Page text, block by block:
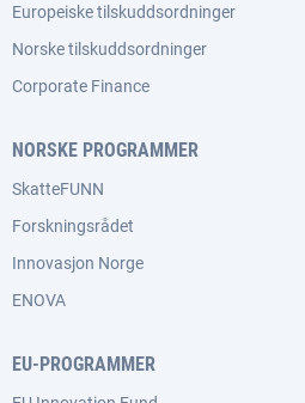
Europeiske tilskuddsordninger
Norske tilskuddsordninger
Corporate Finance
NORSKE PROGRAMMER
SkatteFUNN
Forskningsrådet
Innovasjon Norge
ENOVA
EU-PROGRAMMER